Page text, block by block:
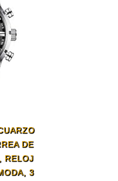
DE
RELOJ
3